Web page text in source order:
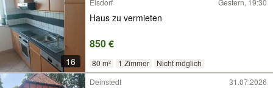
16
Elsdorf Gestern, 19:30
Haus zu vermieten
850 €
80 m² 1 Zimmer Nicht möglich
Deinstedt 31.07.2026